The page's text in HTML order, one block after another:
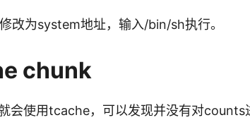
改为system地址，输入/bin/sh执行。
chunk
会使用tcache，可以发现并没有对counts